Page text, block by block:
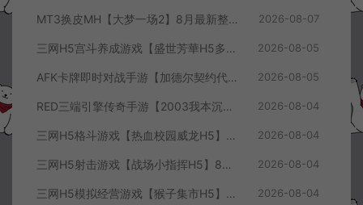
MT3换皮MH【大梦一场2】8月最新整理Linux手工服务端+源码+管理后台+安卓苹果双端+详细搭建教程+视频教程 2026-08-07
三网H5宫斗养成游戏【盛世芳華H5多区跨服代金券内购优化版】8月最新整理Linux手工服务端+CDK授权后台+全资源安卓+详细搭建教程+视频教程 2026-08-05
AFK卡牌即时对战手游【加德尔契约代金券内购修复版】8月最新整理Linux手工服务端+前后端全套源码+CDK授权后台+安卓苹果双端+详细搭建教程+视频教程 2026-08-05
RED三端引擎传奇手游【2003我本沉默三职业】8月最新整理Win一键服务端+PC安卓+详细搭建教程 2026-08-04
三网H5格斗游戏【热血校园威龙H5】8月最新整理Linux手工服务端+Win一键服务端+解压即玩+简易安卓客户端+详细搭建教程 2026-08-04
三网H5射击游戏【战场小指挥H5】8月最新整理Linux手工服务端+Win一键服务端+解压即玩+简易安卓客户端+详细搭建教程 2026-08-04
三网H5模拟经营游戏【猴子集市H5】8月最新整理Linux手工服务端+Win一键服务端+解压即玩+简易安卓客户端+详细搭建教程 2026-08-04